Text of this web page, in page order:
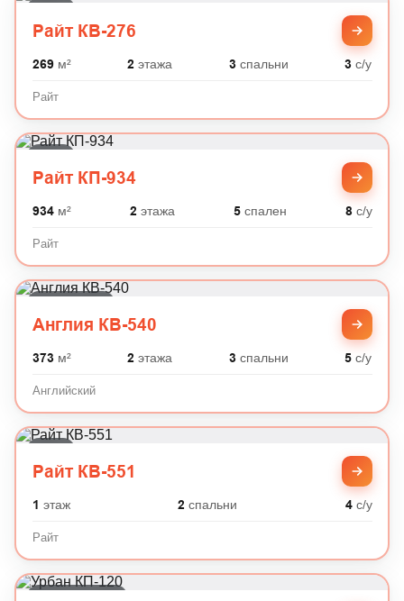
Райт КВ-276
269м² 2 этажа 3спальни 3 с/у
Райт
Райт КП-934
934м² 2 этажа 5спален 8 с/у
Райт
Англия КВ-540
373м² 2 этажа 3спальни 5 с/у
Английский
Райт КВ-551
1 этаж 2 спальни 4с/у
Райт